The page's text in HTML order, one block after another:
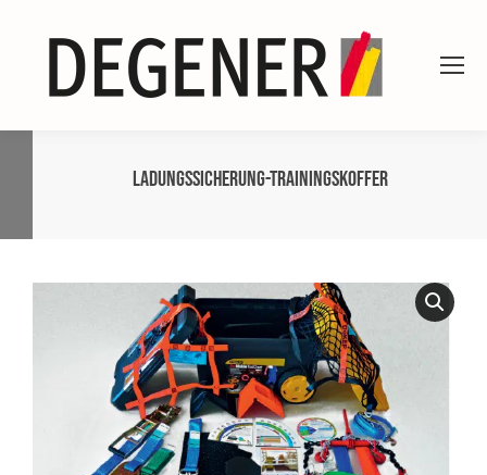
Ladungssicherung-Trainingskoffer